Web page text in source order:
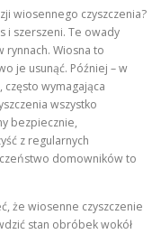
wiosennego czyszczenia?
i szerszeni. Te owady
rynnach. Wiosna to
je usunąć. Później – w
wymagająca
wszystko
bezpiecznie,
z regularnych
domowników to
że wiosenne czyszczenie
stan obróbek wokół